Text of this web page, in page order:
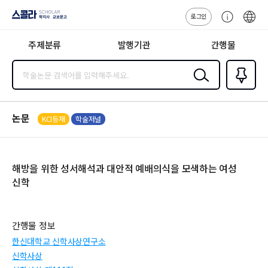
지사·교보문고
로그인
센
주제분류 발행기관 간행물
검색
즐겨찾
기0
논문 KCI등재 학술저널
해방을 위한 성서해석과 대안적 예배의식을 모색하는 여성
신학
간행물 정보
한신대학교 신학사상연구소
신학사상